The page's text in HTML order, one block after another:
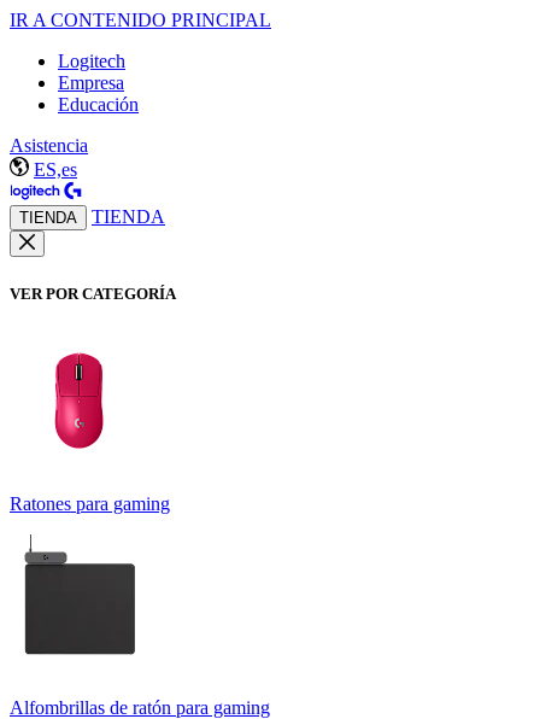
IR A CONTENIDO PRINCIPAL
Logitech
Empresa
Educación
Asistencia
ES,es
TIENDA TIENDA
VER POR CATEGORÍA
Ratones para gaming
Alfombrillas de ratón para gaming